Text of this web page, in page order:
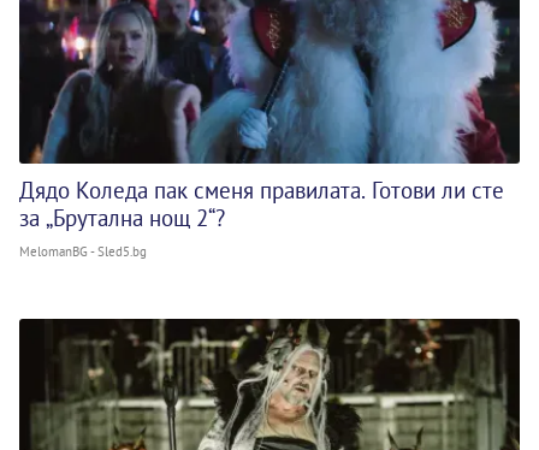
Дядо Коледа пак сменя правилата. Готови ли сте
за „Брутална нощ 2“?
MelomanBG - Sled5.bg